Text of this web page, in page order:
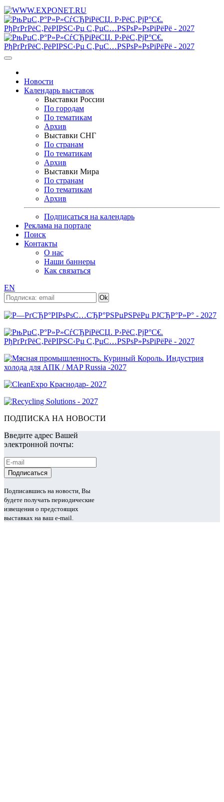
Новости
Календарь выставок
Выставки России
По городам
По тематикам
Архив
Выставки СНГ
По странам
По тематикам
Архив
Выставки Мира
По странам
По тематикам
Архив
Подписаться на календарь
Реклама на портале
Поиск
Контакты
О нас
Наши баннеры
Как связаться
EN
ПОДПИСКА НА НОВОСТИ
Введите адрес Вашей
электронной почты:
Подписавшись на новости, Вы
будете получать периодические
извещения о предстоящих
выставках на ваш e-mail.